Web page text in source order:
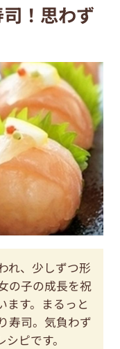
！思わず
れ、少しずつ形
の子の成長を祝
ます。まるっと
寿司。気負わず
ピです。